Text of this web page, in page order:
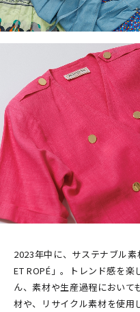
2023年中に、サステナブル
ET ROPÉ」。トレンド感を
ん、素材や生産過程において
材や、リサイクル素材を使用